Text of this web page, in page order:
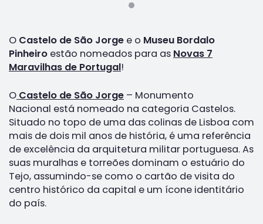
O Castelo de São Jorge e o Museu Bordalo
Pinheiro estão nomeados para as Novas 7
Maravilhas de Portugal!
O Castelo de São Jorge – Monumento
Nacional está nomeado na categoria Castelos.
Situado no topo de uma das colinas de Lisboa com
mais de dois mil anos de história, é uma referência
de excelência da arquitetura militar portuguesa. As
suas muralhas e torreões dominam o estuário do
Tejo, assumindo-se como o cartão de visita do
centro histórico da capital e um ícone identitário
do país.